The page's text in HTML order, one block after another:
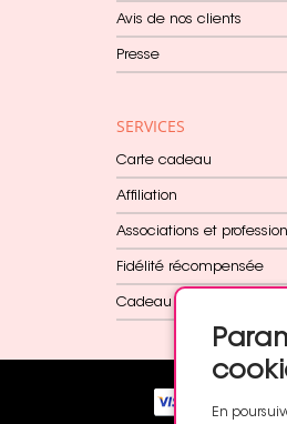
Avis de nos clients
Presse
SERVICES
Carte cadeau
Affiliation
Associations et
Fidélité récompensée
Cadeau dès 60€
En